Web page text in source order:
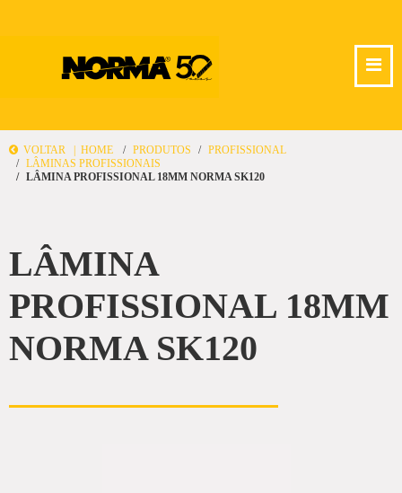
VOLTAR | HOME PRODUTOS
PROFISSIONAL
LÂMINAS PROFISSIONAIS
LÂMINA PROFISSIONAL 18MM NORMA SK120
LÂMINA
PROFISSIONAL 18MM
NORMA SK120